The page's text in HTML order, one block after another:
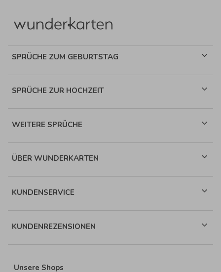
SPRÜCHE ZUM GEBURTSTAG
SPRÜCHE ZUR HOCHZEIT
WEITERE SPRÜCHE
ÜBER WUNDERKARTEN
KUNDENSERVICE
KUNDENREZENSIONEN
Unsere Shops